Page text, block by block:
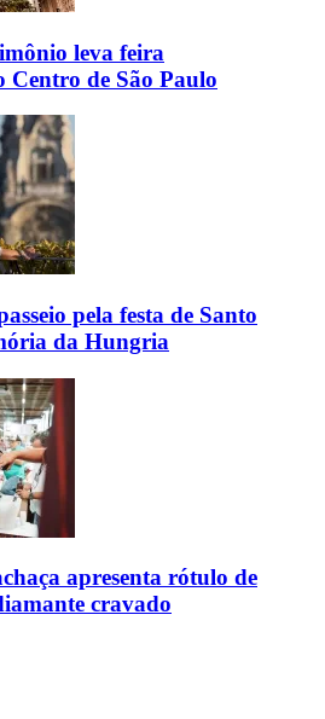
leva feira
Centro de São Paulo
pela festa de Santo
da Hungria
apresenta rótulo de
cravado